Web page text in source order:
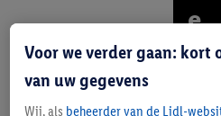
e
gi
Voor we verder gaan: kort
van uw gegevens
Wij, als beheerder van de Lidl-